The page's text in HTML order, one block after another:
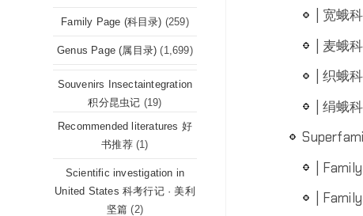
| 宽蛾
| 麦蛾
| 织蛾
| 绢蛾
|
|
Family Page (科目录) (259)
Genus Page (属目录) (1,699)
Souvenirs Insectaintegration
积分昆虫记 (19)
Recommended literatures 好
书推荐 (1)
Scientific investigation in
United States 科考行记 · 美利
坚篇 (2)